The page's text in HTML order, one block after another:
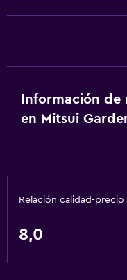
Champú
Aire acondicionado
Pijamas
Ducha
Información de
en Mitsui
Relación calidad-precio
8,0